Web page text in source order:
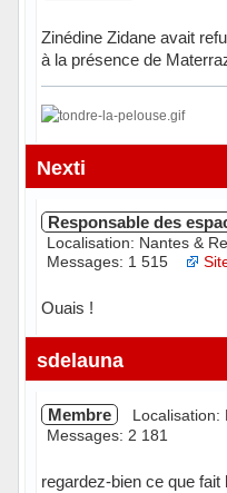
Zinédine Zidane avait
à la présence de
Hors ligne
Nexti
Responsable des
Localisation: Nantes &
Messages: 1 515
Ouais !
Hors ligne
sdelauna
Membre Localisation:
Messages: 2 181
regardez-bien ce que